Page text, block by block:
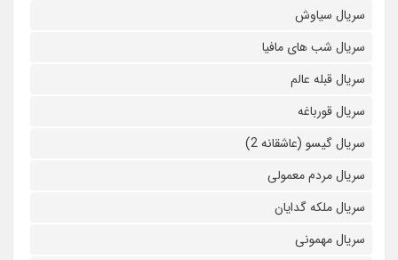
سریال سیاوش
سریال شب های مافیا
سریال قبله عالم
سریال قورباغه
سریال گیسو (عاشقانه 2)
سریال مردم معمولی
سریال ملکه گدایان
سریال مهمونی